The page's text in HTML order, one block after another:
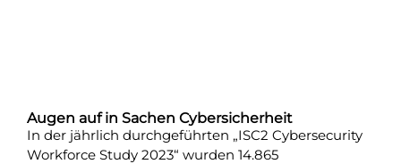
Augen auf in Sachen Cybersicherheit
In der jährlich durchgeführten „ISC2 Cybersecurity
Workforce Study 2023“ wurden 14.865